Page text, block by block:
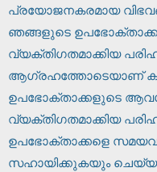
പ്രയോജനകരമായ
ഞങ്ങളുടെ
വ്യക്തിഗതമാക്കിയ
ആഗ്രഹത്തോടെയാണ്
ഉപഭോക്താക്കളുടെ
വ്യക്തിഗതമാക്കിയ
ഉപഭോക്താക്കളെ
സഹായിക്കുകയും